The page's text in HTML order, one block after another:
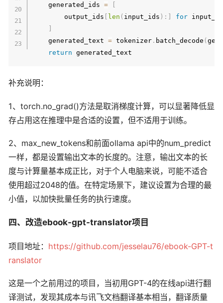
    generated_ids
=
        output_ids
len ( input_ids ) : for
    generated_text
= tokenizer . batch_decode (
return
补充说明：
1、torch.no_grad()方法是取消梯度计算，可以显著降低显
存占用这在推理中是合适的设置，但不适用于训练。
2、max_new_tokens和前面ollama api中的num_predict
一样，都是设置输出文本的长度的。注意，输出文本的长
度与计算量基本成正比，对于个人电脑来说，可能不适合
使用超过2048的值。在特定场景下，建议设置为合理的最
小值，以加快批量任务的执行速度。
四、改造ebook-gpt-translator项目
项目地址： https://github.com/jesselau76/ebook-GPT-t
ranslator
这是一个之前用过的项目，当初用GPT-4的在线api进行翻
译测试，发现其成本与讯飞文档翻译基本相当，翻译质量